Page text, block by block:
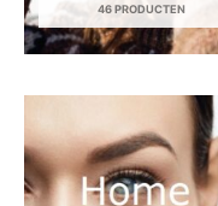
46 PRODUCTEN